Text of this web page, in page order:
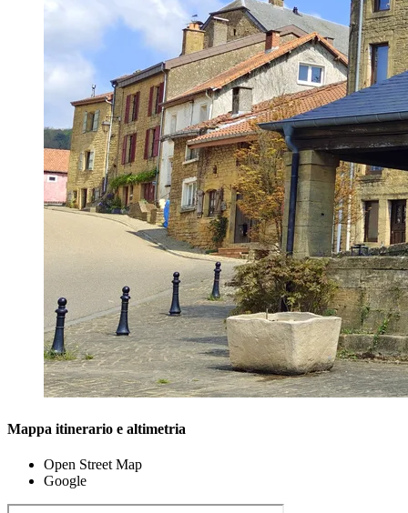
Mappa itinerario e altimetria
Open Street Map
Google